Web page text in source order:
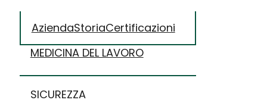
AziendaStoriaCertificazioni
MEDICINA DEL LAVORO
SICUREZZA